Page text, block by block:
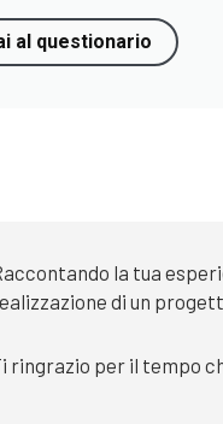
al questionario
la tua
di un
ringrazio per il tempo